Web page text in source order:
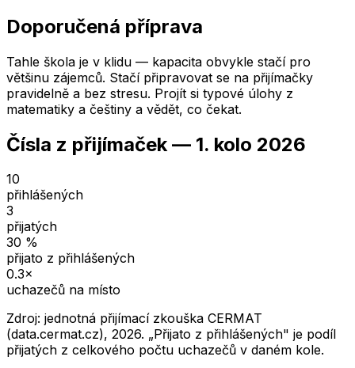
Doporučená příprava
Tahle škola je v klidu — kapacita obvykle stačí pro
většinu zájemců. Stačí připravovat se na přijímačky
pravidelně a bez stresu. Projít si typové úlohy z
matematiky a češtiny a vědět, co čekat.
Čísla z přijímaček — 1. kolo 2026
10
přihlášených
3
přijatých
30 %
přijato z přihlášených
0.3×
uchazečů na místo
Zdroj: jednotná přijímací zkouška CERMAT
(data.cermat.cz), 2026. „Přijato z přihlášených" je podíl
přijatých z celkového počtu uchazečů v daném kole.